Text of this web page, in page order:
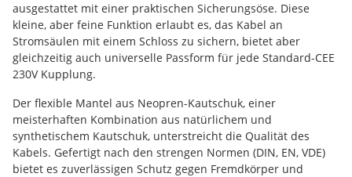
ausgestattet mit einer praktischen Sicherungsöse. Diese
kleine, aber feine Funktion erlaubt es, das Kabel an
Stromsäulen mit einem Schloss zu sichern, bietet aber
gleichzeitig auch universelle Passform für jede Standard-CEE
230V Kupplung.
Der flexible Mantel aus Neopren-Kautschuk, einer
meisterhaften Kombination aus natürlichem und
synthetischem Kautschuk, unterstreicht die Qualität des
Kabels. Gefertigt nach den strengen Normen (DIN, EN, VDE)
bietet es zuverlässigen Schutz gegen Fremdkörper und